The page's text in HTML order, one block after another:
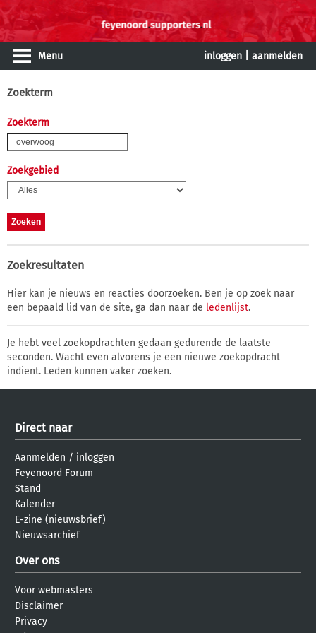
Menu inloggen aanmelden
Zoekterm
Zoekterm
Zoekgebied
Zoekresultaten
Hier kan je nieuws en reacties doorzoeken. Ben je op zoek naar
een bepaald lid van de site, ga dan naar de ledenlijst.
Je hebt veel zoekopdrachten gedaan gedurende de laatste
seconden. Wacht even alvorens je een nieuwe zoekopdracht
indient. Leden kunnen vaker zoeken.
Direct naar
Aanmelden / inloggen
Feyenoord Forum
Stand
Kalender
E-zine (nieuwsbrief)
Nieuwsarchief
Over ons
Voor webmasters
Disclaimer
Privacy